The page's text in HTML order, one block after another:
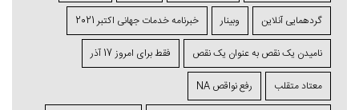
گردهمایی آنلاین وبینار خبرنامه خدمات جهانی اکتبر 2021
نامیدن یک نقص به عنوان یک نقص فقط برای امروز 17 آذر
معتاد متقلب رفع نواقص NA